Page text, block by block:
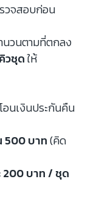
วจสอบก่อน
ำนวนตามที่ตกลง
วชุดให้
อนเงินประกันคืน
500 บาท(คิด
200 บาท / ชุด